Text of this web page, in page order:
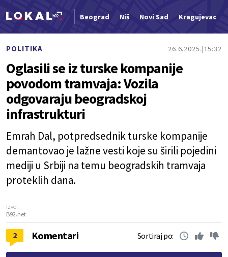
Beograd Niš Novi Sad Kragujevac
POLITIKA 26.6.2025. 15:32
Oglasili se iz turske kompanije
povodom tramvaja: Vozila
odgovaraju beogradskoj
infrastrukturi
Emrah Dal, potpredsednik turske kompanije
demantovao je lažne vesti koje su širili pojedini
mediji u Srbiji na temu beogradskih tramvaja
proteklih dana.
Izvor:
B92.net
2 Komentari Sortiraj po: